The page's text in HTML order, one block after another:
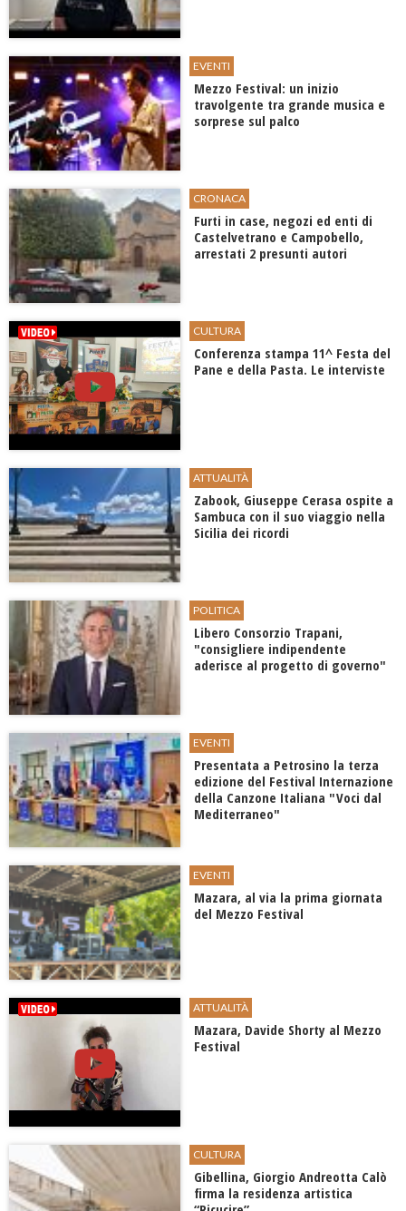
EVENTI
Mezzo Festival: un inizio
travolgente tra grande musica e
sorprese sul palco
CRONACA
Furti in case, negozi ed enti di
Castelvetrano e Campobello,
arrestati 2 presunti autori
CULTURA
Conferenza stampa 11^ Festa del
Pane e della Pasta. Le interviste
ATTUALITÀ
Zabook, Giuseppe Cerasa ospite a
Sambuca con il suo viaggio nella
Sicilia dei ricordi
POLITICA
Libero Consorzio Trapani,
"consigliere indipendente
aderisce al progetto di governo"
EVENTI
Presentata a Petrosino la terza
edizione del Festival Internazione
della Canzone Italiana "Voci dal
Mediterraneo"
EVENTI
​Mazara, al via la prima giornata
del Mezzo Festival
ATTUALITÀ
Mazara, Davide Shorty al Mezzo
Festival
CULTURA
Gibellina, Giorgio Andreotta Calò
firma la residenza artistica